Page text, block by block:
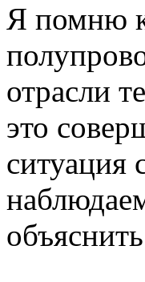
Я помню
отрасли
это
ситуация